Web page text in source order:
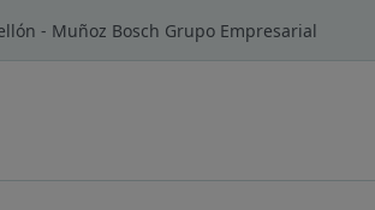
- Muñoz Bosch Grupo Empresarial